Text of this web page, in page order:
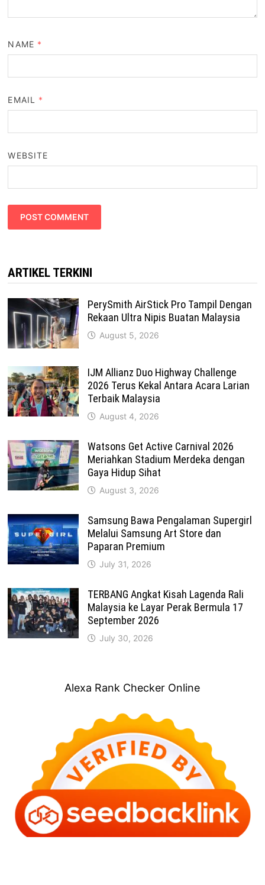
NAME *
EMAIL *
WEBSITE
ARTIKEL TERKINI
PerySmith AirStick Pro Tampil Dengan
Rekaan Ultra Nipis Buatan Malaysia
August 5, 2026
IJM Allianz Duo Highway Challenge
2026 Terus Kekal Antara Acara Larian
Terbaik Malaysia
August 4, 2026
Watsons Get Active Carnival 2026
Meriahkan Stadium Merdeka dengan
Gaya Hidup Sihat
August 3, 2026
Samsung Bawa Pengalaman Supergirl
Melalui Samsung Art Store dan
Paparan Premium
July 31, 2026
TERBANG Angkat Kisah Lagenda Rali
Malaysia ke Layar Perak Bermula 17
September 2026
July 30, 2026
Alexa Rank Checker Online